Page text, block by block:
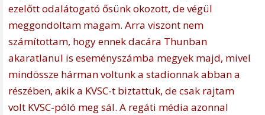
ezelőtt odalátogató ősünk okozott, de végül
meggondoltam magam. Arra viszont nem
számítottam, hogy ennek dacára Thunban
akaratlanul is eseményszámba megyek majd, mivel
mindössze hárman voltunk a stadionnak abban a
részében, akik a KVSC-t biztattuk, de csak rajtam
volt KVSC-póló meg sál. A regáti média azonnal